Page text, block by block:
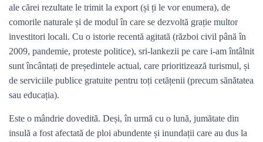
ale cărei rezultate le trimit la export (și ți le vor enumera), de
comorile naturale și de modul în care se dezvoltă grație multor
investitori locali. Cu o istorie recentă agitată (război civil până în
2009, pandemie, proteste politice), sri-lankezii pe care i-am întâlnit
sunt încântați de președintele actual, care prioritizează turismul, și
de serviciile publice gratuite pentru toți cetățenii (precum sănătatea
sau educația).
Este o mândrie dovedită. Deși, în urmă cu o lună, jumătate din
insulă a fost afectată de ploi abundente și inundații care au dus la